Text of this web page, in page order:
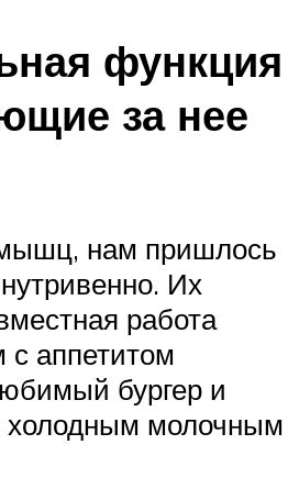
функция
за нее
нам пришлось
Их
работа
с аппетитом
бургер и
холодным молочным